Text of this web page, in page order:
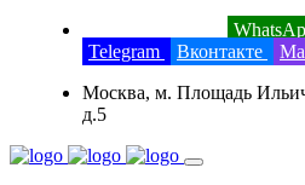
Telegram
Вконтакте
Москва, м. Площадь
д.5